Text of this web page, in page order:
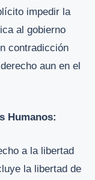
impedir la
al gobierno
contradicción
aun en el
Humanos:
a la libertad
la libertad de